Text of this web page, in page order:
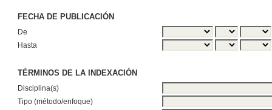
FECHA DE PUBLICACIÓN
De
Hasta
TÉRMINOS DE LA INDEXACIÓN
Disciplina(s)
Tipo (método/enfoque)